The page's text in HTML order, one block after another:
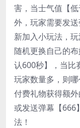
害，当士气值【
外，玩家需要发
新加入小玩法，
随机更换自己的
认600秒】，当比
玩家数量多，则
付费礼物获得额
或发送弹幕【666
法！